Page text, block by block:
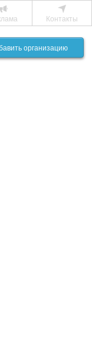
Контакты
организацию